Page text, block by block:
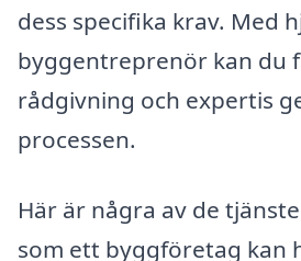
dess specifika krav. Med
byggentreprenör kan du
rådgivning och expertis
processen.
Här är några av de
som ett byggföretag kan